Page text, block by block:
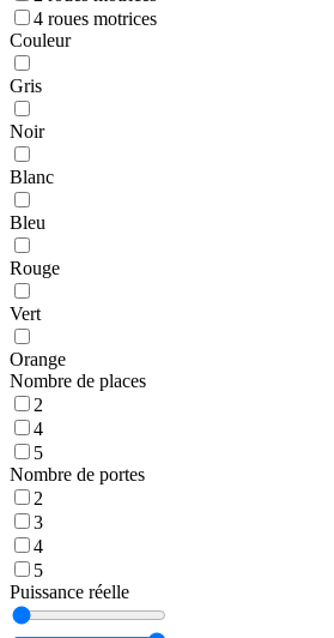
4 roues motrices
Couleur
Gris
Noir
Blanc
Bleu
Rouge
Vert
Orange
Nombre de places
2
4
5
Nombre de portes
2
3
4
5
Puissance réelle